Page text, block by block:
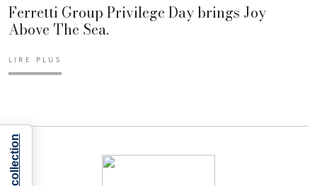
Ferretti Group Privilege Day brings Joy
Above The Sea.
LIRE PLUS